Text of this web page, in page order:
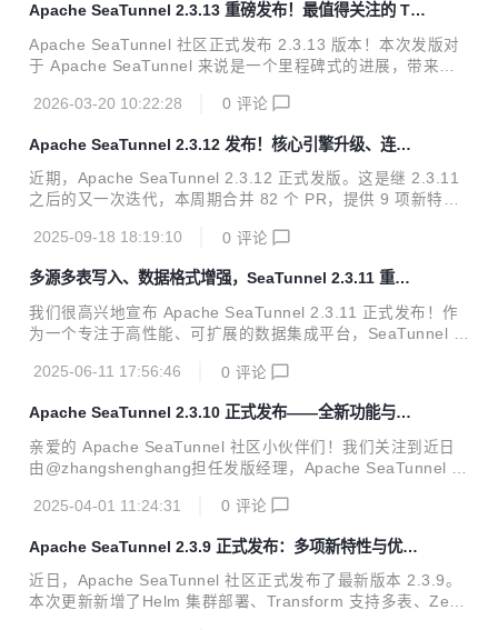
Apache SeaTunnel 2.3.13 重磅发布！最值得关注的 To
p 10 功能更新
Apache SeaTunnel 社区正式发布 2.3.13 版本！本次发版对
于 Apache SeaTunnel 来说是一个里程碑式的进展，带来了
表同步能力、AI Embedding Transform、更加丰富的连接器
同步到 Lakehouse，SeaTunnel 都能更高效、更稳定、更智
能地支持你的数据集成工作。 感谢 50+ 社区贡献者 的辛勤付
出，本次版本包含 100+ PR 的功能新增、优化与 Bug 修复。
2026-03-20 10:22:28 0 评论
Apache SeaTunnel 2.3.12 发布！核心引擎升级、连接
器生态再扩张
近期，Apache SeaTunnel 2.3.12 正式发版。这是继 2.3.11
之后的又一次迭代，本周期合并 82 个 PR，提供 9 项新特
核心改进集中在 SensorsData 与 Databend 生态接入，Paim
QL Transform 语法与向量函数增强，以及 Zeta 引擎 Checkp
oint 细粒度监控及 REST 接口易用性提升等方面。 亮点一览
Apache SeaTunnel 2.3.12 亮点很多，以下为归类整理： 新
2025-09-18 18:19:10 0 评论
多源多表写入、数据格式增强，SeaTunnel 2.3.11 重磅
更新来了！
我们很高兴地宣布 Apache SeaTunnel 2.3.11 正式发布！作
为一个专注于高性能、可扩展的数据集成平台，SeaTunnel 始
数据处理能力。本次 2.3.11 版本在稳定性、易用性、连接器
支持更多新型数据源与目标端、多表写入、复杂格式支持，还
是对关键 Bug 的修复与文档优化，本次更新都体现了社区对
用户反馈的快速响应和持续进化的能力。下面让我们一起来详
细了解 2.3.11 的亮点内容。 功能更新 Highlights 新增连接器
与功能增强 HTTP Sink 支持批量写入...
2025-06-11 17:56:46 0 评论
Apache SeaTunnel 2.3.10 正式发布——全新功能与多
项改进，助力数据集成再升级！
亲爱的 Apache SeaTunnel 社区小伙伴们！我们关注到近日
由@zhangshenghang担任发版经理，Apache SeaTunnel 2.
能优化及增强、配置项完善和问题修复，进一步提升了数据同
成平台。 以下是本次版本发布的主要内容摘要： :inbox_tray:
2.3.10版本下载：https://seatunnel.apache.org/download/ :
closed_book: Release Note（原文）：https://github.com/a
2025-04-01 11:24:31 0 评论
Apache SeaTunnel 2.3.9 正式发布：多项新特性与优化
全面提升数据集成能力
近日，Apache SeaTunnel 社区正式发布了最新版本 2.3.9。
本次更新新增了Helm 集群部署、Transform 支持多表、Zeta